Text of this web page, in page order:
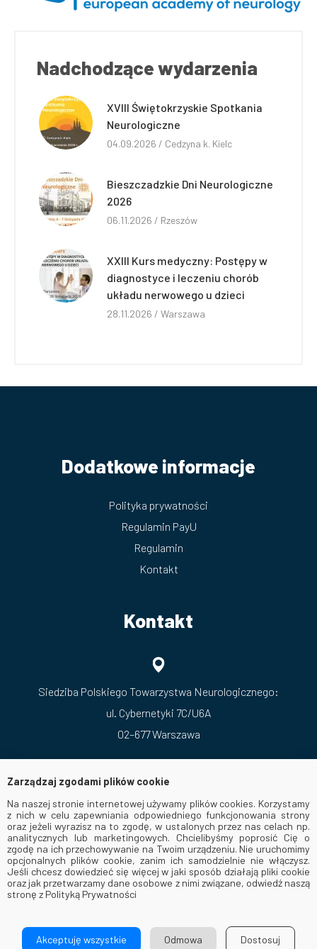
Nadchodzące wydarzenia
XVIII Świętokrzyskie Spotkania
Neurologiczne
04.09.2026 / Cedzyna k. Kielc
Bieszczadzkie Dni Neurologiczne
2026
06.11.2026 / Rzeszów
XXIII Kurs medyczny: Postępy w
diagnostyce i leczeniu chorób
układu nerwowego u dzieci
28.11.2026 / Warszawa
Dodatkowe informacje
Polityka prywatności
Regulamin PayU
Regulamin
Kontakt
Kontakt
Siedziba Polskiego Towarzystwa Neurologicznego:
ul. Cybernetyki 7C/U6A
02–677 Warszawa
© 2026 Via Medica. All Rights Reserved
Zarządzaj zgodami plików cookie
Na naszej stronie internetowej używamy plików cookies. Korzystamy
z nich w celu zapewniania odpowiedniego funkcjonowania strony
oraz jeżeli wyrazisz na to zgodę, w ustalonych przez nas celach np.
analitycznych lub marketingowych. Chcielibyśmy poprosić Cię o
zgodę na ich przechowywanie na Twoim urządzeniu. Nie uruchomimy
opcjonalnych plików cookie, zanim ich samodzielnie nie włączysz.
Jeśli chcesz dowiedzieć się więcej w jaki sposób działają pliki cookie
oraz jak przetwarzamy dane osobowe z nimi związane, odwiedź naszą
stronę z Polityką Prywatności
Akceptuję wszystkie Odmowa Dostosuj